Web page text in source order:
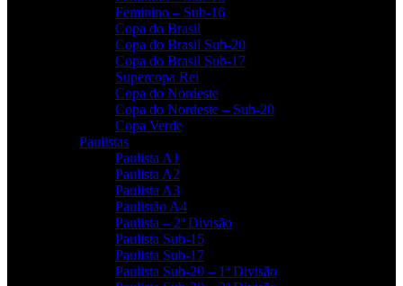
Feminino – Sub-16
Copa do Brasil
Copa do Brasil Sub-20
Copa do Brasil Sub-17
Supercopa Rei
Copa do Nordeste
Copa do Nordeste – Sub-20
Copa Verde
Paulistas
Paulista A1
Paulista A2
Paulista A3
Paulistão A4
Paulista – 2ª Divisão
Paulista Sub-15
Paulista Sub-17
Paulista Sub-20 – 1ª Divisão